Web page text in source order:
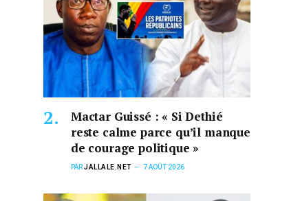
Mactar Guissé : « Si Dethié
reste calme parce qu’il manque
de courage politique »
PARJALLALE.NET 7 AOÛT 2026